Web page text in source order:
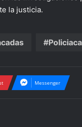
la justicia.
Policiaca
Messenger